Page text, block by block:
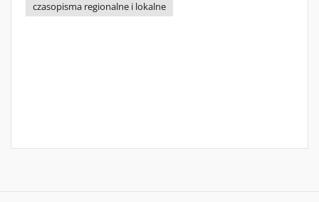
czasopisma regionalne i lokalne